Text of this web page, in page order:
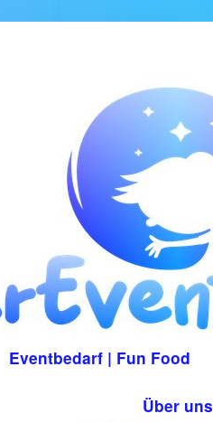
Eventbedarf | Fun Food
Über uns